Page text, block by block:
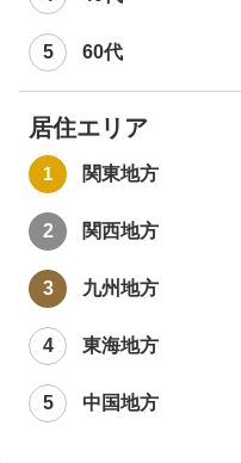
60代
居住エリア
関東地方
関西地方
九州地方
東海地方
中国地方